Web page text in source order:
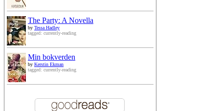
The Party: A Novella
by Tessa Hadley
tagged: currently-reading
Min bokverden
by Kerstin Ekman
tagged: currently-reading